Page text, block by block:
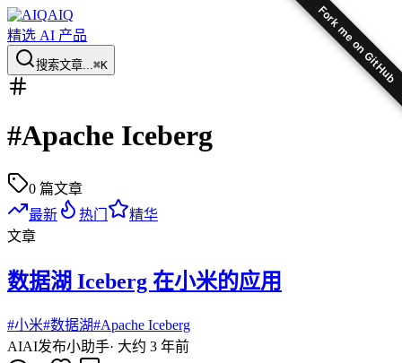
Fork me on GitHub
AIQ
精选 AI 产品
搜索文章...⌘K
#Apache Iceberg
0 篇文章
最新
热门
精华
文章
数据湖 Iceberg 在小米的应用
#小米#数据湖#Apache Iceberg
AIAI发布小助手· 大约 3 年前